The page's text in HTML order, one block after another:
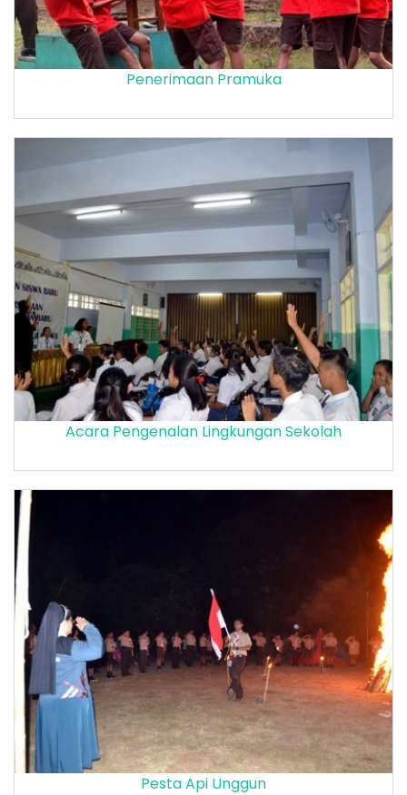
Penerimaan Pramuka
Acara Pengenalan Lingkungan Sekolah
Pesta Api Unggun